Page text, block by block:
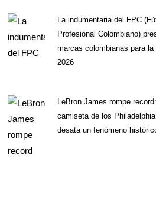
La indumentaria del FPC
Profesional Colombiano)
marcas colombianas para la
2026
LeBron James rompe
camiseta de los
desata un fenómeno